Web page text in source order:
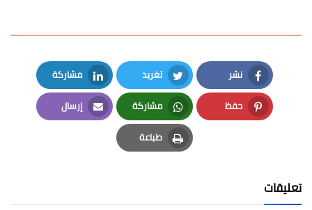
نشر
Facebook
تغريد
Twitter
مشاركة
LinkedIn
حفظ
Pinterest
مشاركة
Whatsapp
إرسال
Email
طباعة
Print
تعليقات